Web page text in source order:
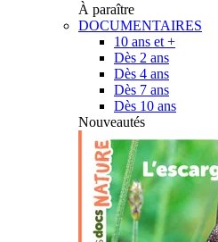
À paraître
DOCUMENTAIRES
10 ans et +
Dès 2 ans
Dès 4 ans
Dès 7 ans
Dès 10 ans
Nouveautés